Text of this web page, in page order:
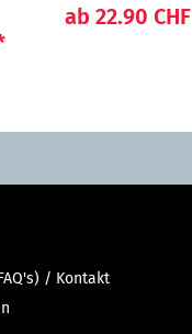
ab 22.90 CHF
/ Kontakt